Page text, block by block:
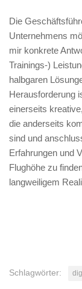
Die
Unternehmens
mir konkrete
Trainings-)
halbgaren
Herausforderung
einerseits
die anderseits
sind und
Erfahrungen und
Flughöhe zu
langweiligem
Schlagwörter: